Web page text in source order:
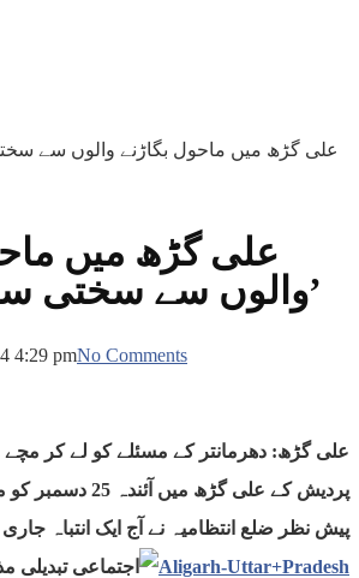
والوں سے سختی سے نمٹیں گے’
4:29 pmNo Comments
علی گڑھ: دھرمانتر کے مسئلے کو لے کر مچے
پردیش کے علی گڑھ
پیش نظر ضلع انتظامیہ نے آج ایک انتباہ
اجتماعی